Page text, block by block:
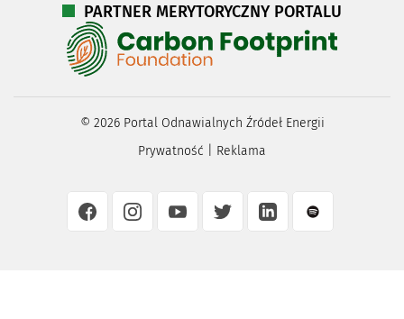
PARTNER MERYTORYCZNY PORTALU
© 2026Portal Odnawialnych Źródeł Energii
Prywatność
Reklama